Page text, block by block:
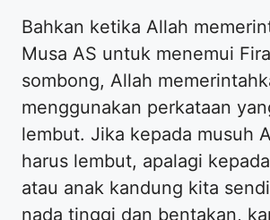
Bahkan ketika Allah
Musa AS untuk menemui
sombong, Allah
menggunakan perkataan
lembut. Jika kepada musuh
harus lembut, apalagi
atau anak kandung kita
nada tinggi dan bentakan,